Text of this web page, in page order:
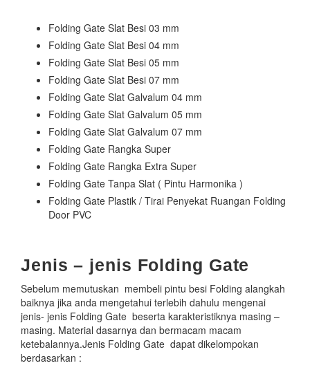
Folding Gate Slat Besi 03 mm
Folding Gate Slat Besi 04 mm
Folding Gate Slat Besi 05 mm
Folding Gate Slat Besi 07 mm
Folding Gate Slat Galvalum 04 mm
Folding Gate Slat Galvalum 05 mm
Folding Gate Slat Galvalum 07 mm
Folding Gate Rangka Super
Folding Gate Rangka Extra Super
Folding Gate Tanpa Slat ( Pintu Harmonika )
Folding Gate Plastik / Tirai Penyekat Ruangan Folding
Door PVC
Jenis – jenis Folding Gate
Sebelum memutuskan membeli pintu besi Folding alangkah
baiknya jika anda mengetahui terlebih dahulu mengenai
jenis- jenis Folding Gate beserta karakteristiknya masing –
masing. Material dasarnya dan bermacam macam
ketebalannya.Jenis Folding Gate dapat dikelompokan
berdasarkan :